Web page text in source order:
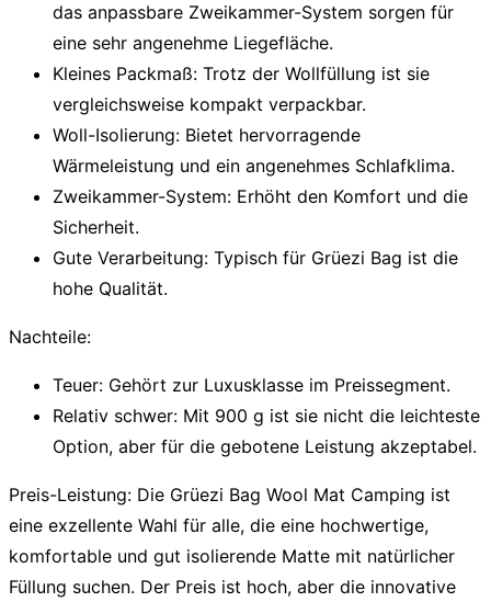
das anpassbare Zweikammer-System sorgen für
eine sehr angenehme Liegefläche.
Kleines Packmaß: Trotz der Wollfüllung ist sie
vergleichsweise kompakt verpackbar.
Woll-Isolierung: Bietet hervorragende
Wärmeleistung und ein angenehmes Schlafklima.
Zweikammer-System: Erhöht den Komfort und die
Sicherheit.
Gute Verarbeitung: Typisch für Grüezi Bag ist die
hohe Qualität.
Nachteile:
Teuer: Gehört zur Luxusklasse im Preissegment.
Relativ schwer: Mit 900 g ist sie nicht die leichteste
Option, aber für die gebotene Leistung akzeptabel.
Preis-Leistung: Die Grüezi Bag Wool Mat Camping ist
eine exzellente Wahl für alle, die eine hochwertige,
komfortable und gut isolierende Matte mit natürlicher
Füllung suchen. Der Preis ist hoch, aber die innovative